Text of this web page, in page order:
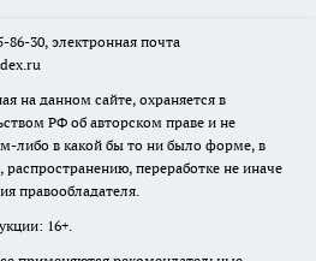
86-30, электронная почта
на данном сайте, охраняется в
РФ об авторском праве и не
либо в какой бы то ни было форме, в
переработке не иначе
правообладателя.
16+.